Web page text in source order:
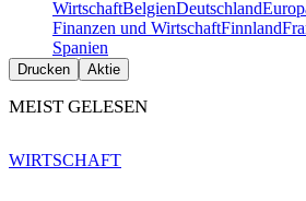
WirtschaftBelgienDeutschland
Finanzen und WirtschaftFinnland
Spanien
Drucken Aktie
MEIST GELESEN
WIRTSCHAFT